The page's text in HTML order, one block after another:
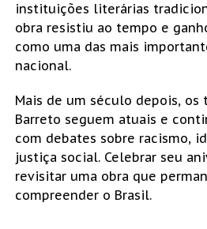
instituições literárias
obra resistiu ao tempo e
como uma das mais
nacional.
Mais de um século depois, os
Barreto seguem atuais e
com debates sobre racismo,
justiça social. Celebrar seu
revisitar uma obra que
compreender o Brasil.